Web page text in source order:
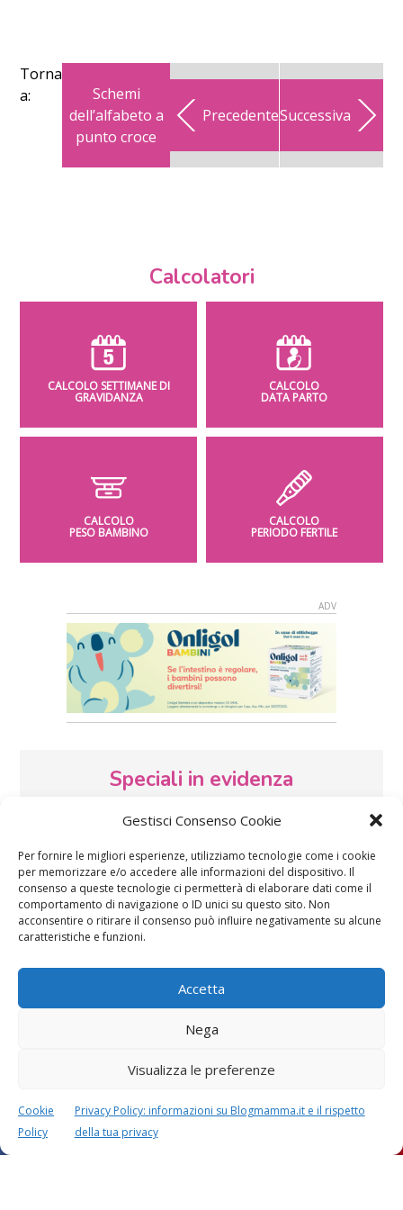
Gestisci Consenso Cookie
Per fornire le migliori esperienze, utilizziamo tecnologie come i cookie
per memorizzare e/o accedere alle informazioni del dispositivo. Il
consenso a queste tecnologie ci permetterà di elaborare dati come il
comportamento di navigazione o ID unici su questo sito. Non
acconsentire o ritirare il consenso può influire negativamente su alcune
caratteristiche e funzioni.
Accetta
Nega
Visualizza le preferenze
Cookie
Policy
Privacy Policy: informazioni su Blogmamma.it e il rispetto
della tua privacy
Torna
a:
Schemi
dell’alfabeto a
punto croce
PrecedenteSuccessiva
Calcolatori
CALCOLO SETTIMANE DI
GRAVIDANZA
CALCOLO
DATA PARTO
CALCOLO
PESO BAMBINO
CALCOLO
PERIODO FERTILE
Speciali in evidenza
Vaccini SOS Pediatra
d’auguri, filastrocche